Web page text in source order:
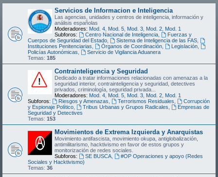
Servicios de Informacion e Inteligencia
Las agencias, unidades y centros de inteligencia, información y
análisis españolas
Moderadores: Mod. 4 Mod. 5 Mod. 3 Mod. 2 Mod. 1
Subforos:
Centro Nacional de Inteligencia,
Fuerzas y
Cuerpos de Seguridad del Estado
Sistema de Inteligencia de las FAS,
Instituciones Penitenciarias
Órganos de Coordinación, Legislación,
Policías Autonómicas
Servicio de Vigilancia Aduanera
Temas: 185
Contrainteligencia y Seguridad
Dedicado a tratar informaciones relacionadas con amenazas a la
seguridad interior, contrainteligencia y seguridad, detectives
privados, criminología, seguridad privada...
Moderadores: Mod. 4 Mod. 5 Mod. 3 Mod. 2 Mod. 1
Subforos:
Riesgos y Amenazas Terrorismos Residuales
Corrupción
y Espionaje Político
Tribus Urbanas y Grupos Radicales
Empresas de
Seguridad y Detectives
Temas: 153
Movimientos de Extrema Izquierda y Anarquistas
Movimiento antifascista, movimiento okupa, antiglobalización,
antimilitarismo, hacktivismo en favor de estos grupos y
monitorización de redes sociales.
Subforos:
SE BUSCA,
#OP Operaciones y apoyo (Redes
Sociales y Hacktivismo)
Temas: 36